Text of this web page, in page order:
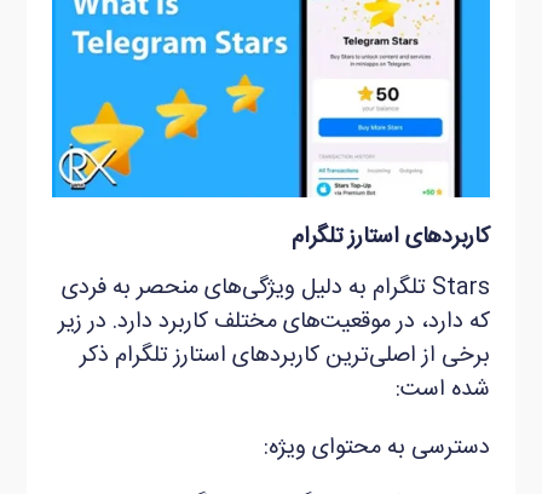
کاربردهای استارز تلگرام
Stars تلگرام به دلیل ویژگی‌های منحصر به فردی
که دارد، در موقعیت‌های مختلف کاربرد دارد. در زیر
برخی از اصلی‌ترین کاربردهای استارز تلگرام ذکر
شده است:
دسترسی به محتوای ویژه: